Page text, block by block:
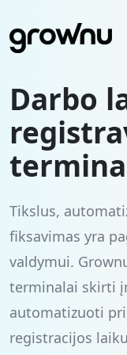
Darbo
Tikslus,
fiksavimas yra
valdymui.
terminalai skirti
automatizuoti
registracijos